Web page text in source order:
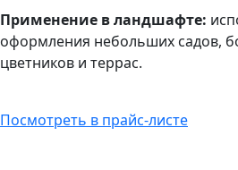
Применение в ландшафте:
оформления небольших садов,
цветников и террас.
Посмотреть в прайс-листе